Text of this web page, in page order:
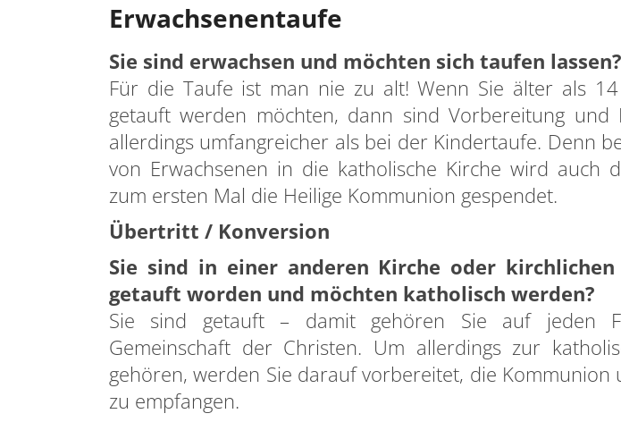
Erwachsenentaufe
Sie sind erwachsen und möchten sich taufen lassen?
Für die Taufe ist man nie zu alt! Wenn Sie älter als
getauft werden möchten, dann sind Vorbereitung und
allerdings umfangreicher als bei der Kindertaufe. Denn
von Erwachsenen in die katholische Kirche wird auch
zum ersten Mal die Heilige Kommunion gespendet.
Übertritt / Konversion
Sie sind in einer anderen Kirche oder kirchlichen
getauft worden und möchten katholisch werden?
Sie sind getauft – damit gehören Sie auf jeden
Gemeinschaft der Christen. Um allerdings zur
gehören, werden Sie darauf vorbereitet, die Kommunion
zu empfangen.